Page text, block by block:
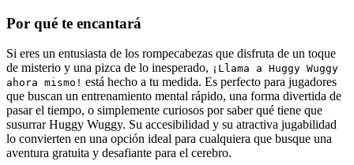
Por qué te encantará
Si eres un entusiasta de los rompecabezas que disfruta de un toque
de misterio y una pizca de lo inesperado, ¡Llama a Huggy Wuggy
ahora mismo! está hecho a tu medida. Es perfecto para jugadores
que buscan un entrenamiento mental rápido, una forma divertida de
pasar el tiempo, o simplemente curiosos por saber qué tiene que
susurrar Huggy Wuggy. Su accesibilidad y su atractiva jugabilidad
lo convierten en una opción ideal para cualquiera que busque una
aventura gratuita y desafiante para el cerebro.